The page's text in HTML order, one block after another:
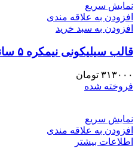
نمایش سریع
افزودن به علاقه مندی
افزودن به سبد خرید
قالب سیلیکونی نیمکره ۵ سانت
۳۱۳۰۰۰ تومان
فروخته شده
نمایش سریع
افزودن به علاقه مندی
اطلاعات بیشتر